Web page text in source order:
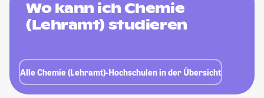
Wo kann ich Chemie
(Lehramt) studieren
Alle Chemie (Lehramt)-Hochschulen in der Übersicht